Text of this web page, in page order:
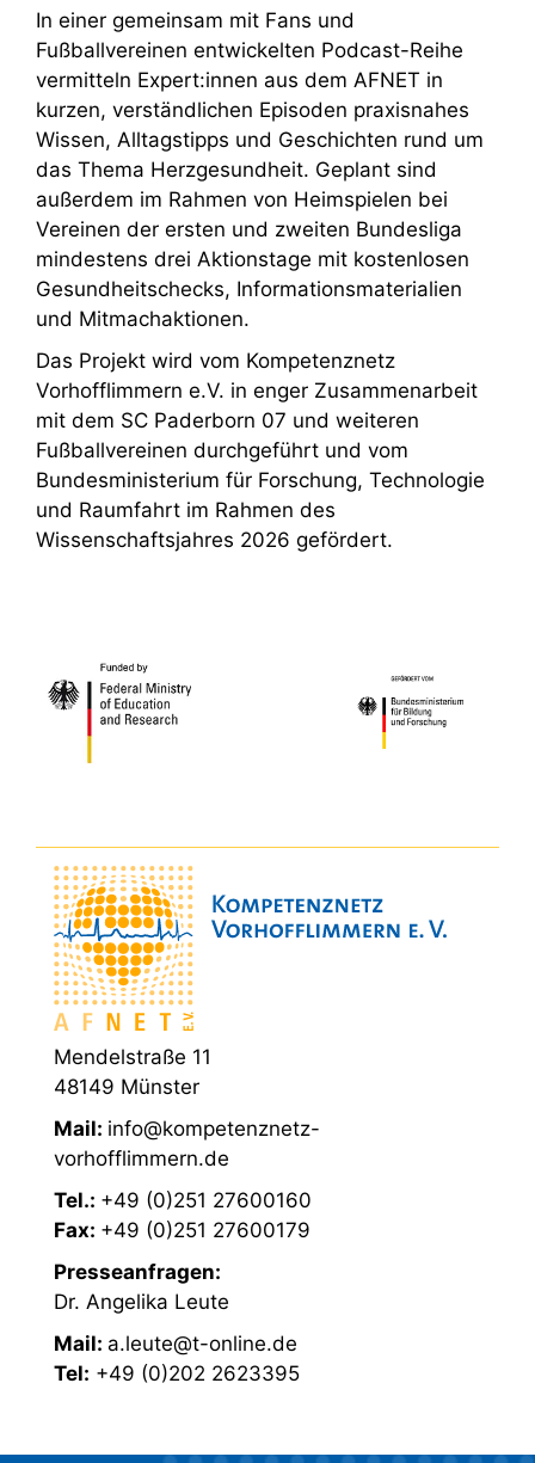
In einer gemeinsam mit Fans und
Fußballvereinen entwickelten Podcast-Reihe
vermitteln Expert:innen aus dem AFNET in
kurzen, verständlichen Episoden praxisnahes
Wissen, Alltagstipps und Geschichten rund um
das Thema Herzgesundheit. Geplant sind
außerdem im Rahmen von Heimspielen bei
Vereinen der ersten und zweiten Bundesliga
mindestens drei Aktionstage mit kostenlosen
Gesundheitschecks, Informationsmaterialien
und Mitmachaktionen.
Das Projekt wird vom Kompetenznetz
Vorhofflimmern e.V. in enger Zusammenarbeit
mit dem SC Paderborn 07 und weiteren
Fußballvereinen durchgeführt und vom
Bundesministerium für Forschung, Technologie
und Raumfahrt im Rahmen des
Wissenschaftsjahres 2026 gefördert.
Mendelstraße 11
48149 Münster
Mail: info@kompetenznetz-
vorhofflimmern.de
Tel.: +49 (0)251 27600160
Fax: +49 (0)251 27600179
Presseanfragen:
Dr. Angelika Leute
Mail: a.leute@t-online.de
Tel: +49 (0)202 2623395